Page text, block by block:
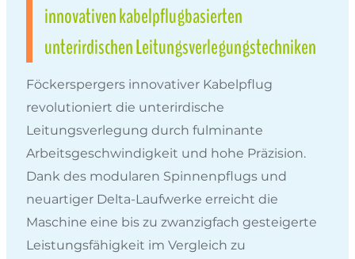
innovativen kabelpflugbasierten
unterirdischen Leitungsverlegungstechniken
Föckerspergers innovativer Kabelpflug
revolutioniert die unterirdische
Leitungsverlegung durch fulminante
Arbeitsgeschwindigkeit und hohe Präzision.
Dank des modularen Spinnenpflugs und
neuartiger Delta-Laufwerke erreicht die
Maschine eine bis zu zwanzigfach gesteigerte
Leistungsfähigkeit im Vergleich zu